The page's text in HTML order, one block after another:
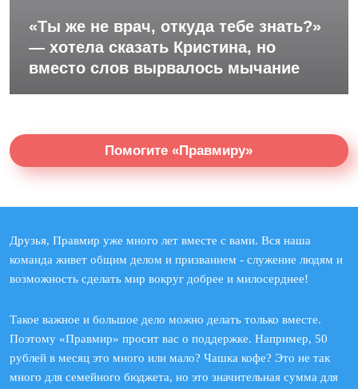
«Ты же не врач, откуда тебе знать?»
— хотела сказать Кристина, но
вместо слов вырвалось мычание
Помогите «Правмиру»
Друзья, Правмир уже много лет вместе с вами. Вся наша
команда живет общим делом и призванием - служение людям и
возможность сделать мир вокруг добрее и милосерднее!
Такое важное и большое дело можно делать только вместе.
Поэтому «Правмир» просит вас о поддержке. Например, 50
рублей в месяц это много или мало? Чашка кофе? Это не так
много для семейного бюджета, но это значительная сумма для